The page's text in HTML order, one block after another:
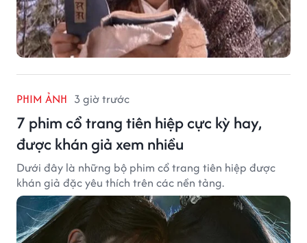
PHIM ẢNH 3 giờ trước
7 phim cổ trang tiên hiệp cực kỳ hay,
được khán giả xem nhiều
Dưới đây là những bộ phim cổ trang tiên hiệp được
khán giả đặc yêu thích trên các nền tảng.